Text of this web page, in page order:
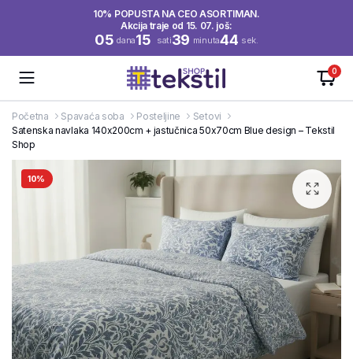
10% POPUSTA NA CEO ASORTIMAN.
Akcija traje od 15. 07. još:
05 dana15 sati39 minuta44 sek.
0
Početna Spavaća soba Posteljine
Setovi
Satenska navlaka 140x200cm + jastučnica 50x70cm Blue design – Tekstil
Shop
10%